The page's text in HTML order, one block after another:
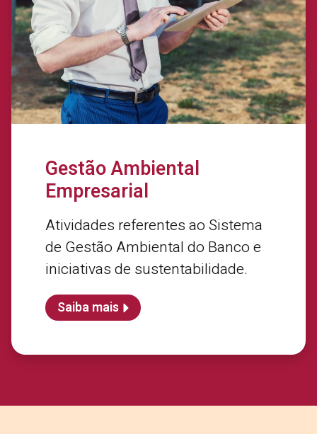
Gestão Ambiental
Empresarial
Atividades referentes ao Sistema
de Gestão Ambiental do Banco e
iniciativas de sustentabilidade.
Saiba mais